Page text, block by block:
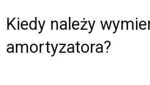
Kiedy należy
amortyzatora?